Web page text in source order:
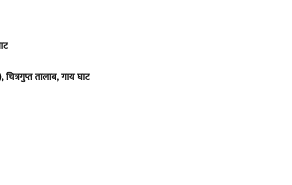
तालाब, गाय घाट